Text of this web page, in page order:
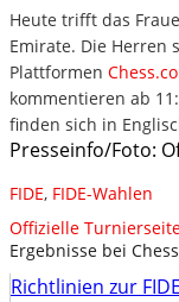
Heute trifft das
Emirate. Die Herren
Plattformen
kommentieren ab
finden sich in
Presseinfo/Foto:
FIDE, FIDE-Wahlen
Offizielle
Ergebnisse bei
Richtlinien zur